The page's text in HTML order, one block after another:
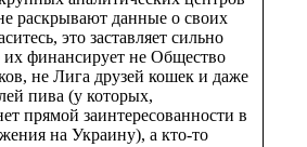
раскрывают данные о своих
это заставляет сильно
их финансирует не Общество
не Лига друзей кошек и даже
пива (у которых,
прямой заинтересованности в
на Украину), а кто-то